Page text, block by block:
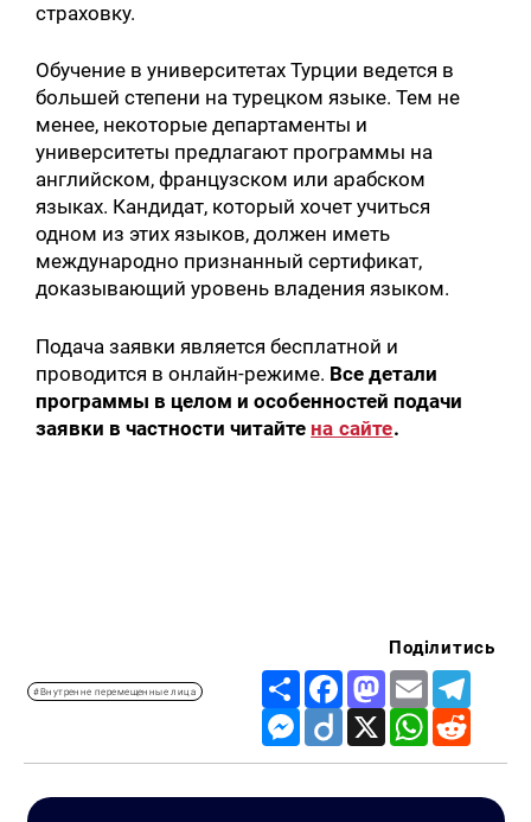
страховку.
Обучение в университетах Турции ведется в
большей степени на турецком языке. Тем не
менее, некоторые департаменты и
университеты предлагают программы на
английском, французском или арабском
языках. Кандидат, который хочет учиться
одном из этих языков, должен иметь
международно признанный сертификат,
доказывающий уровень владения языком.
Подача заявки является бесплатной и
проводится в онлайн-режиме. Все детали
программы в целом и особенностей подачи
заявки в частности читайте на сайте.
#Внутренне перемещенные лица
Поділитись
Share FacebookMastodon
Email
Messenger
Diigo X WhatsApp